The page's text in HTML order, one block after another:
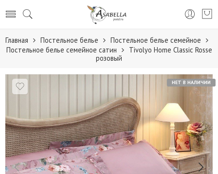
Главная Постельное белье
Постельное белье семейное
Постельное белье семейное сатин
Tivolyo Home Classic Rosse
розовый
НЕТ В НАЛИЧИИ